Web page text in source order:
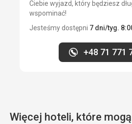
Ciebie wyjazd, który będziesz
wspominać!
Jesteśmy dostępni 7 dni/tyg.
+48 71 771
Więcej hoteli, które